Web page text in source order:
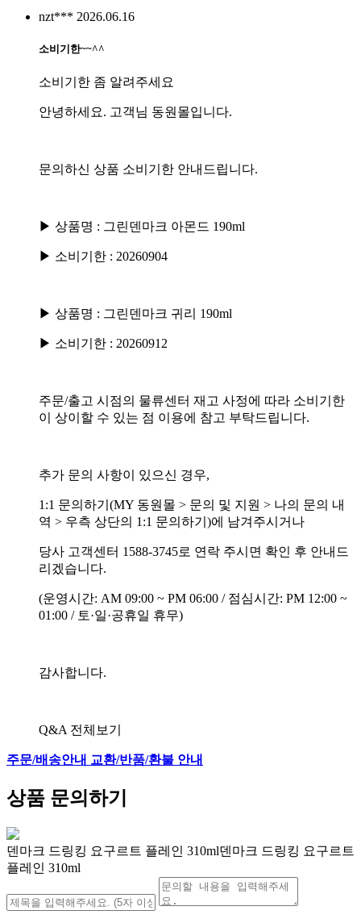
nzt*** 2026.06.16
소비기한~~^^
소비기한 좀 알려주세요
안녕하세요. 고객님 동원몰입니다.
문의하신 상품 소비기한 안내드립니다.
▶ 상품명 : 그린덴마크 아몬드 190ml
▶ 소비기한 : 20260904
▶ 상품명 : 그린덴마크 귀리 190ml
▶ 소비기한 : 20260912
주문/출고 시점의 물류센터 재고 사정에 따라 소비기한
이 상이할 수 있는 점 이용에 참고 부탁드립니다.
추가 문의 사항이 있으신 경우,
1:1 문의하기(MY 동원몰 > 문의 및 지원 > 나의 문의 내
역 > 우측 상단의 1:1 문의하기)에 남겨주시거나
당사 고객센터 1588-3745로 연락 주시면 확인 후 안내드
리겠습니다.
(운영시간: AM 09:00 ~ PM 06:00 / 점심시간: PM 12:00 ~
01:00 / 토·일·공휴일 휴무)
감사합니다.
Q&A 전체보기
주문/배송안내 교환/반품/환불 안내
상품 문의하기
덴마크 드링킹 요구르트 플레인 310ml덴마크 드링킹 요구르트
플레인 310ml